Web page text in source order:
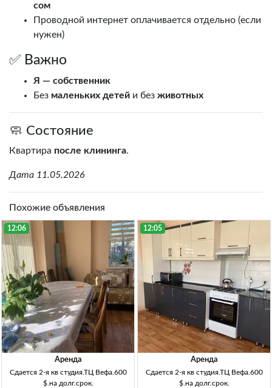
сом
Проводной интернет оплачивается отдельно (если
нужен)
✅ Важно
Я — собственник
Без маленьких детей и без животных
🧼 Состояние
Квартира после клининга.
Дата 11.05.2026
Похожие объявления
12:06
Аренда
Сдается 2-я кв студия.ТЦ Вефа.600
$.на долг.срок.
12:05
Аренда
Сдается 2-я кв студия.ТЦ Вефа.600
$.на долг.срок.